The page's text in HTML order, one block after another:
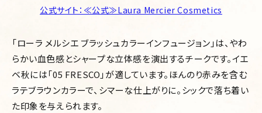
公式サイト：≪公式≫Laura Mercier Cosmetics
「ローラ メルシエ ブラッシュカラーインフュージョン」は、やわ
らかい血色感とシャープな立体感を演出するチークです。イエ
ベ秋には「05 FRESCO」が適しています。ほんのり赤みを含む
ラテブラウンカラーで、シマーな仕上がりに。シックで落ち着い
た印象を与えられます。